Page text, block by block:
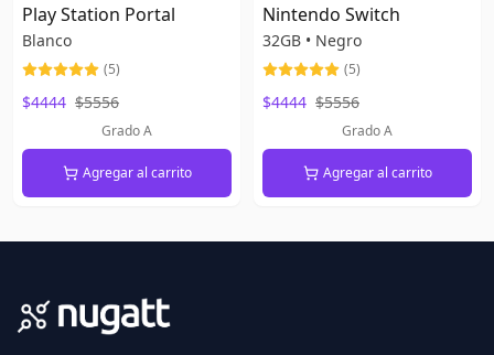
Play Station Portal
Blanco
(5)
$4444 $5556
Grado A
Agregar al carrito
Nintendo Switch
32GB • Negro
(5)
$4444 $5556
Grado A
Agregar al carrito